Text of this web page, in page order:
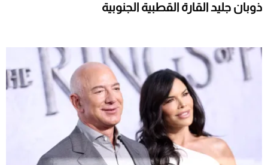
ذوبان جليد القارة القطبية الجنوبية